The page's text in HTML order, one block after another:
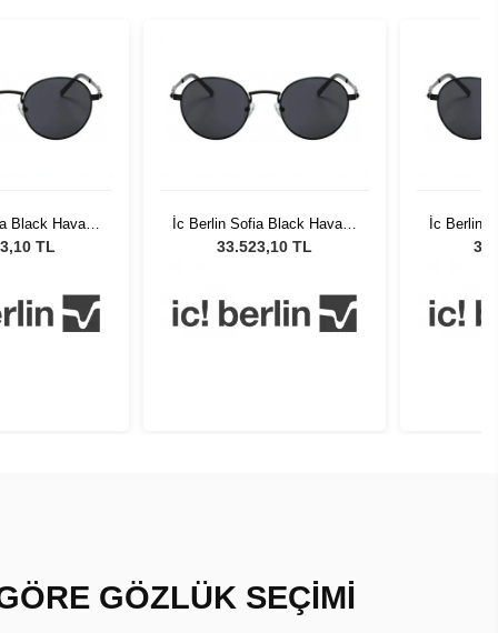
Black Havana
Unisex
TL
İc Berlin Sofia Black Havana
Turkey Edition Unisex
33.523,10 TL
İc Berlin
GÖZLÜK SEÇİMİ